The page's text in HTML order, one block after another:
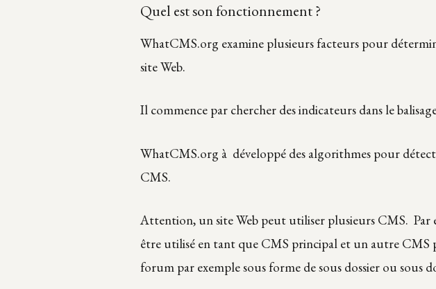
Quel est son fonctionnement ?
WhatCMS.org examine plusieurs facteurs pour
site Web.
Il commence par chercher des indicateurs dans le
WhatCMS.org à développé des algorithmes pour
CMS.
Attention, un site Web peut utiliser plusieurs CMS. Par
être utilisé en tant que CMS principal et un autre
forum par exemple sous forme de sous dossier ou sous